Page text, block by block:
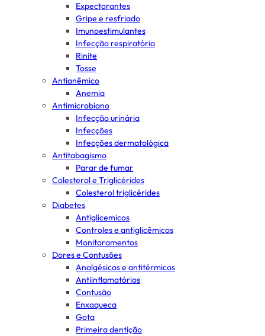
Expectorantes
Gripe e resfriado
Imunoestimulantes
Infecção respiratória
Rinite
Tosse
Antianêmico
Anemia
Antimicrobiano
Infecção urinária
Infecções
Infecções dermatológica
Antitabagismo
Parar de fumar
Colesterol e Triglicérides
Colesterol triglicérides
Diabetes
Antiglicemicos
Controles e antiglicêmicos
Monitoramentos
Dores e Contusões
Analgésicos e antitérmicos
Antiinflamatórios
Contusão
Enxaqueca
Gota
Primeira dentição